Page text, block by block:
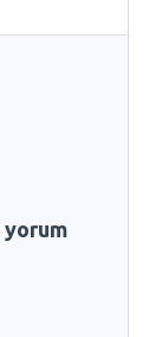
yorum